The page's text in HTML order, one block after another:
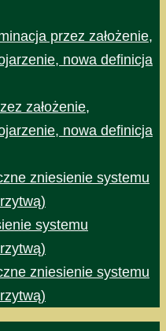
przez założenie,
nowa definicja
założenie,
nowa definicja
zniesienie systemu
systemu
zniesienie systemu